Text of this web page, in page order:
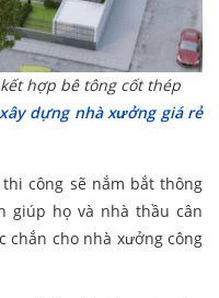
hợp bê tông cốt thép
dựng nhà xưởng giá rẻ
công sẽ nắm bắt thông
giúp họ và nhà thầu cân
chắn cho nhà xưởng công